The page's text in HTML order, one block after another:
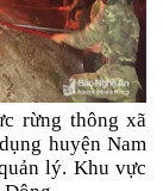
rừng thông xã
huyện Nam
lý. Khu vực